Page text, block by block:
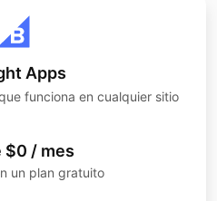
Apps
funciona en cualquier sitio
$0 / mes
un plan gratuito